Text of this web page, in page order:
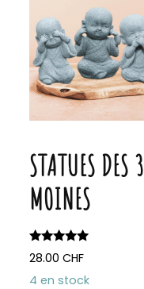
STATUES DES 3
MOINES
Note
5.00
sur 5
28.00CHF
4 en stock